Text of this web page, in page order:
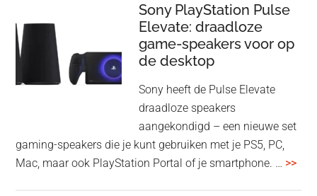
Sony PlayStation Pulse
Elevate: draadloze
game-speakers voor op
de desktop
Sony heeft de Pulse Elevate
draadloze speakers
aangekondigd – een nieuwe set
gaming-speakers die je kunt gebruiken met je PS5, PC,
Mac, maar ook PlayStation Portal of je smartphone. … >>